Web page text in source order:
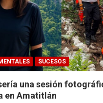
SUCESOS
una sesión
en Amatitlán